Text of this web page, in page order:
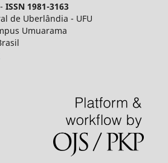
- ISSN 1981-3163
de Uberlândia - UFU
Umuarama